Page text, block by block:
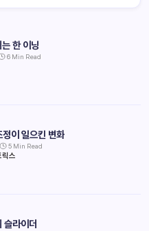
한 이닝
6 Min Read
이 일으킨 변화
5 Min Read
스
슬라이더